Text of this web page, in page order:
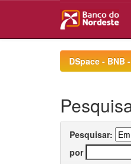
DSpace - BNB
Pesquisar:
por